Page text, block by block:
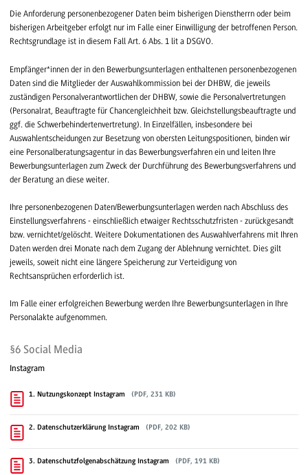
Die Anforderung personenbezogener Daten beim bisherigen Dienstherrn oder beim
bisherigen Arbeitgeber erfolgt nur im Falle einer Einwilligung der betroffenen Person.
Rechtsgrundlage ist in diesem Fall Art. 6 Abs. 1 lit a DSGVO.
Empfänger*innen der in den Bewerbungsunterlagen enthaltenen personenbezogenen
Daten sind die Mitglieder der Auswahlkommission bei der DHBW, die jeweils
zuständigen Personalverantwortlichen der DHBW, sowie die Personalvertretungen
(Personalrat, Beauftragte für Chancengleichheit bzw. Gleichstellungsbeauftragte und
ggf. die Schwerbehindertenvertretung). In Einzelfällen, insbesondere bei
Auswahlentscheidungen zur Besetzung von obersten Leitungspositionen, binden wir
eine Personalberatungsagentur in das Bewerbungsverfahren ein und leiten Ihre
Bewerbungsunterlagen zum Zweck der Durchführung des Bewerbungsverfahrens und
der Beratung an diese weiter.
Ihre personenbezogenen Daten/Bewerbungsunterlagen werden nach Abschluss des
Einstellungsverfahrens - einschließlich etwaiger Rechtsschutzfristen - zurückgesandt
bzw. vernichtet/gelöscht. Weitere Dokumentationen des Auswahlverfahrens mit Ihren
Daten werden drei Monate nach dem Zugang der Ablehnung vernichtet. Dies gilt
jeweils, soweit nicht eine längere Speicherung zur Verteidigung von
Rechtsansprüchen erforderlich ist.
Im Falle einer erfolgreichen Bewerbung werden Ihre Bewerbungsunterlagen in Ihre
Personalakte aufgenommen.
§6 Social Media
Instagram
1. Nutzungskonzept Instagram (PDF, 231 KB)
2. Datenschutzerklärung Instagram (PDF, 202 KB)
3. Datenschutzfolgenabschätzung Instagram (PDF, 191 KB)